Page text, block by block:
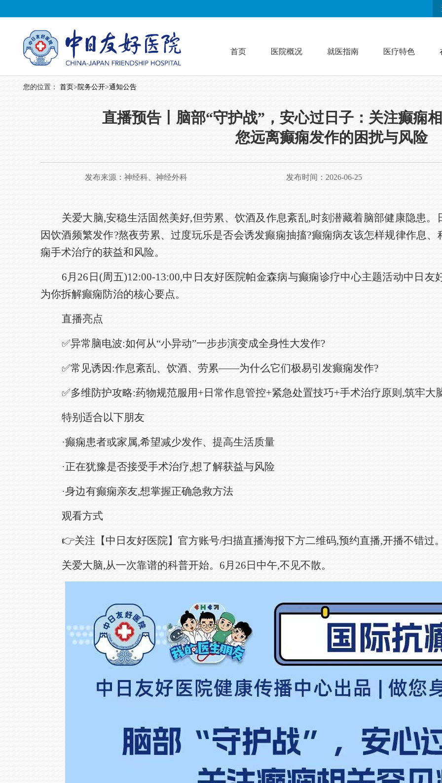
首页 医院概况 就医指南 医疗特色
您的位置： 首页> 院务公开>通知公告
直播预告丨脑部“守护战”，安心过日子：关注癫痫
您远离癫痫发作的困扰与风险
发布来源： 神经科、神经外科 发布时间：2026-06-25
关爱大脑,安稳生活固然美好,但劳累、饮酒及作息紊乱,时刻潜藏着脑部健康隐患
因饮酒频繁发作?熬夜劳累、过度玩乐是否会诱发癫痫抽搐?癫痫病友该怎样规律作息
痫手术治疗的获益和风险。
6月26日(周五)12:00-13:00,中日友好医院帕金森病与癫痫诊疗中心主题活动中日
为你拆解癫痫防治的核心要点。
直播亮点
✅异常脑电波:如何从“小异动”一步步演变成全身性大发作?
✅常见诱因:作息紊乱、饮酒、劳累——为什么它们极易引发癫痫发作?
✅多维防护攻略:药物规范服用+日常作息管控+紧急处置技巧+手术治疗原则,筑牢大
特别适合以下朋友
·癫痫患者或家属,希望减少发作、提高生活质量
·正在犹豫是否接受手术治疗,想了解获益与风险
·身边有癫痫亲友,想掌握正确急救方法
观看方式
👉关注【中日友好医院】官方账号/扫描直播海报下方二维码,预约直播,开播不错过
关爱大脑,从一次靠谱的科普开始。6月26日中午,不见不散。